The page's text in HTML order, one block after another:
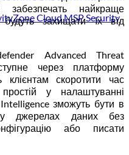
Cloud MSP Security
забезпечать найкраще
будуть захищати їх від
Advanced Threat
через платформу
скоротити час
у налаштуванні
Intelligence зможуть бути в
у джерелах даних без
або писати